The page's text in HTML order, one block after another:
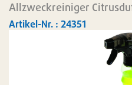
Allzweckreiniger
Artikel-Nr. : 24351